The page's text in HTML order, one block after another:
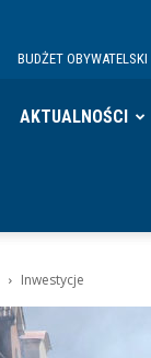
BUDŻET OBYWATELSKI
AKTUALNOŚCI
Inwestycje